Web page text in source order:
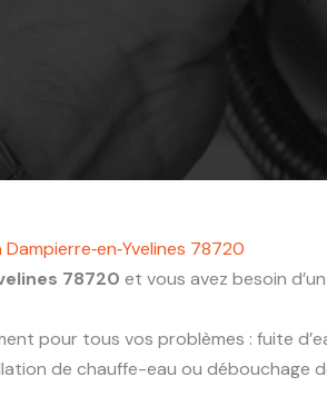
78720
78720 et vous avez besoin
pour tous vos problèmes : fuite
de chauffe-eau ou débouchage